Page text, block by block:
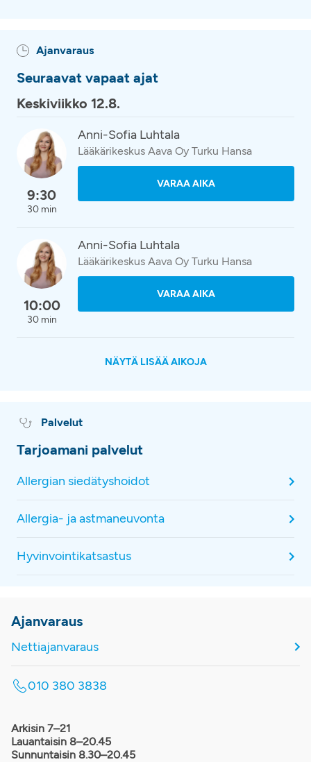
Ajanvaraus
Seuraavat vapaat ajat
Keskiviikko 12.8.
9:30
30 min
Anni-Sofia Luhtala
Lääkärikeskus Aava Oy Turku Hansa
VARAA AIKA
10:00
30 min
Anni-Sofia Luhtala
Lääkärikeskus Aava Oy Turku Hansa
VARAA AIKA
NÄYTÄ LISÄÄ AIKOJA
Palvelut
Tarjoamani palvelut
Allergian siedätyshoidot
Allergia- ja astmaneuvonta
Hyvinvointikatsastus
Ajanvaraus
Nettiajanvaraus
010 380 3838
Arkisin 7–21
Lauantaisin 8–20.45
Sunnuntaisin 8.30–20.45